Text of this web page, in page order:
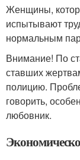
Женщины,
испытывают
нормальным
Внимание! По
ставших
полицию.
говорить,
любовник.